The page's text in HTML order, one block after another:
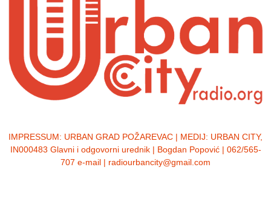
IMPRESSUM: URBAN GRAD POŽAREVAC | MEDIJ: URBAN CITY,
IN000483 Glavni i odgovorni urednik | Bogdan Popović | 062/565-
707 e-mail | radiourbancity@gmail.com